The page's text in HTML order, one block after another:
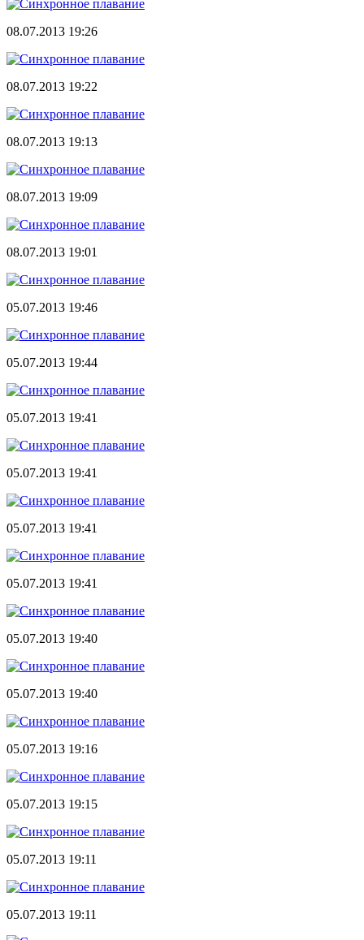
08.07.2013 19:26
08.07.2013 19:22
08.07.2013 19:13
08.07.2013 19:09
08.07.2013 19:01
05.07.2013 19:46
05.07.2013 19:44
05.07.2013 19:41
05.07.2013 19:41
05.07.2013 19:41
05.07.2013 19:41
05.07.2013 19:40
05.07.2013 19:40
05.07.2013 19:16
05.07.2013 19:15
05.07.2013 19:11
05.07.2013 19:11